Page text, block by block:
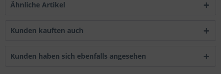
Ähnliche Artikel
Kunden kauften auch
Kunden haben sich ebenfalls angesehen